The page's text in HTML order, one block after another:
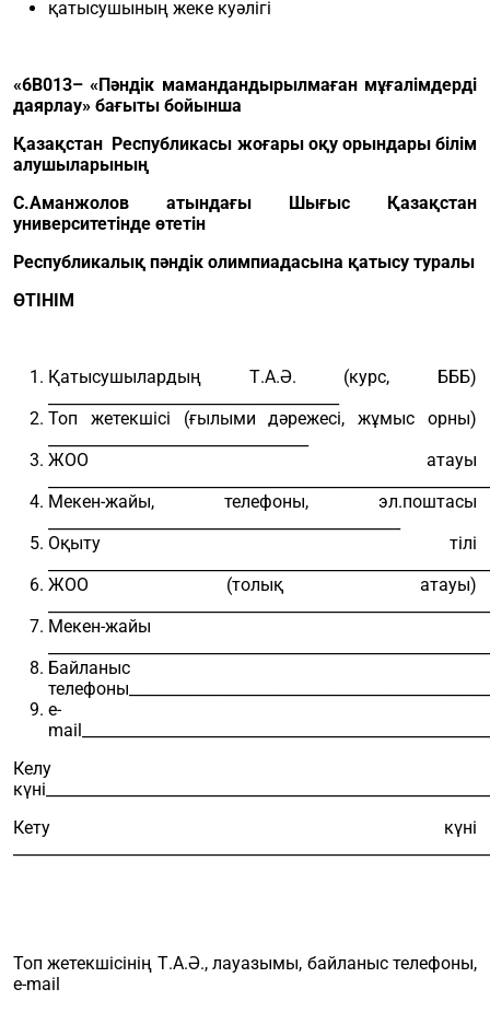
қатысушының жеке куәлігі
«6В013– «Пәндік мамандандырылмаған мұғалімдерді
даярлау» бағыты бойынша
Қазақстан Республикасы жоғары оқу орындары білім
алушыларының
С.Аманжолов атындағы Шығыс Қазақстан
университетінде өтетін
Республикалық пәндік олимпиадасына қатысу туралы
ӨТІНІМ
Қатысушылардың Т.А.Ә. (курс, БББ)
Топ жетекшісі (ғылыми дәрежесі, жұмыс орны)
ЖОО атауы
Мекен-жайы, телефоны, эл.поштасы
Оқыту тілі
ЖОО (толық атауы)
Мекен-жайы
Байланыс
e-
Келу
Кету күні
Топ жетекшісінің Т.А.Ә., лауазымы, байланыс телефоны,
e-mail